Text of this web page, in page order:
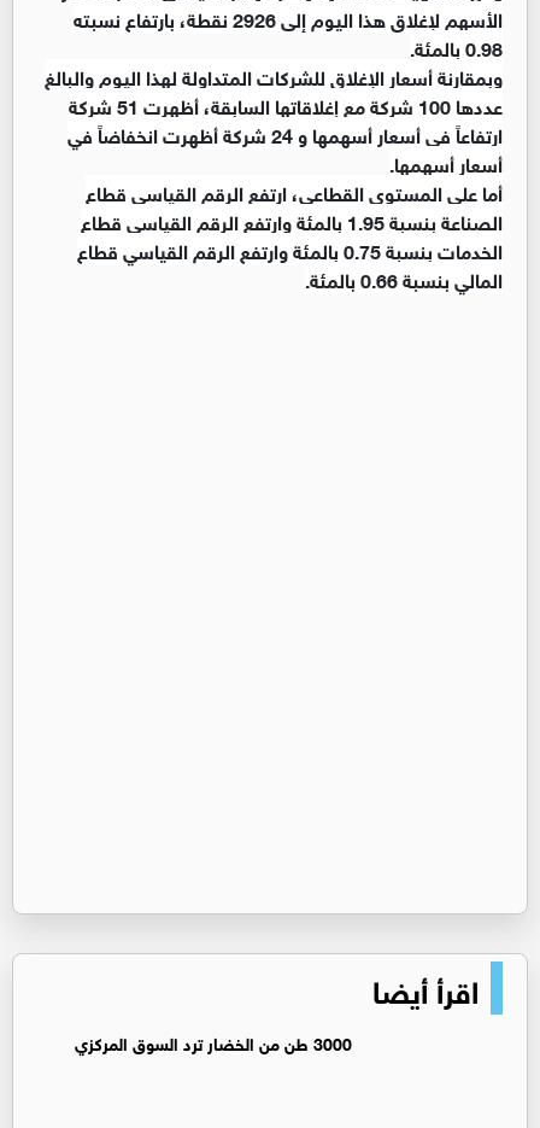
الأسهم لإغلاق هذا اليوم إلى 2926 نقطة، بارتفاع نسبته
0.98 بالمئة.
وبمقارنة أسعار الإغلاق للشركات المتداولة لهذا اليوم والبالغ
عددها 100 شركة مع إغلاقاتها السابقة، أظهرت 51 شركة
ارتفاعاً في أسعار أسهمها و 24 شركة أظهرت انخفاضاً في
أسعار أسهمها.
أما على المستوى القطاعي، ارتفع الرقم القياسي قطاع
الصناعة بنسبة 1.95 بالمئة وارتفع الرقم القياسي قطاع
الخدمات بنسبة 0.75 بالمئة وارتفع الرقم القياسي قطاع
المالي بنسبة 0.66 بالمئة.
اقرأ أيضا
3000 طن من الخضار ترد السوق المركزي